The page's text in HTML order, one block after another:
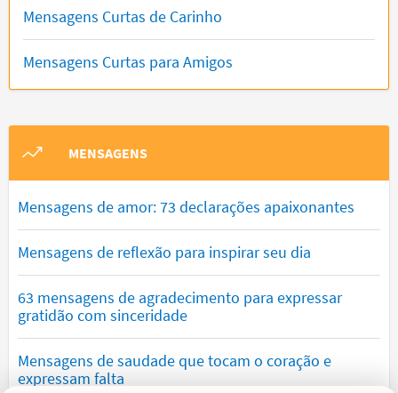
Mensagens Curtas de Carinho
Mensagens Curtas para Amigos
MENSAGENS
Mensagens de amor: 73 declarações apaixonantes
Mensagens de reflexão para inspirar seu dia
63 mensagens de agradecimento para expressar
gratidão com sinceridade
Mensagens de saudade que tocam o coração e
expressam falta